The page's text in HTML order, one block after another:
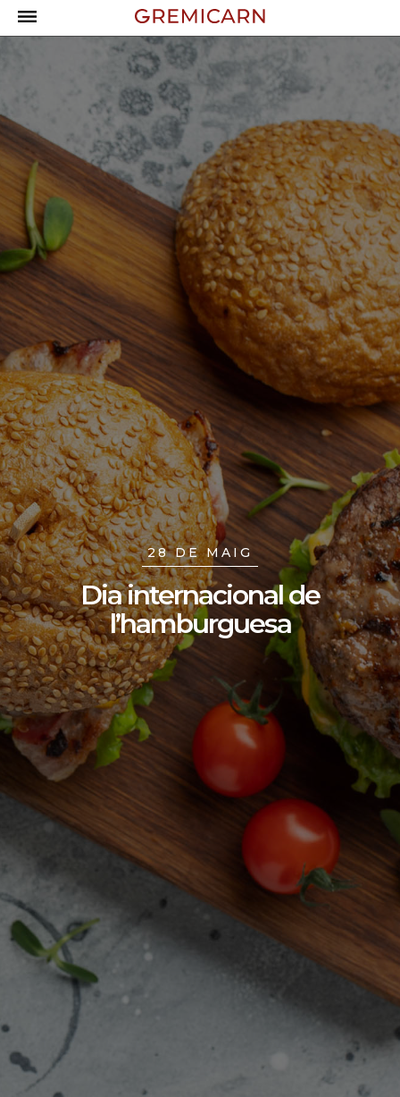
28 DE MAIG
Dia internacional de
l’hamburguesa
Campanyes
Dia internacional de
l’hamburguesa